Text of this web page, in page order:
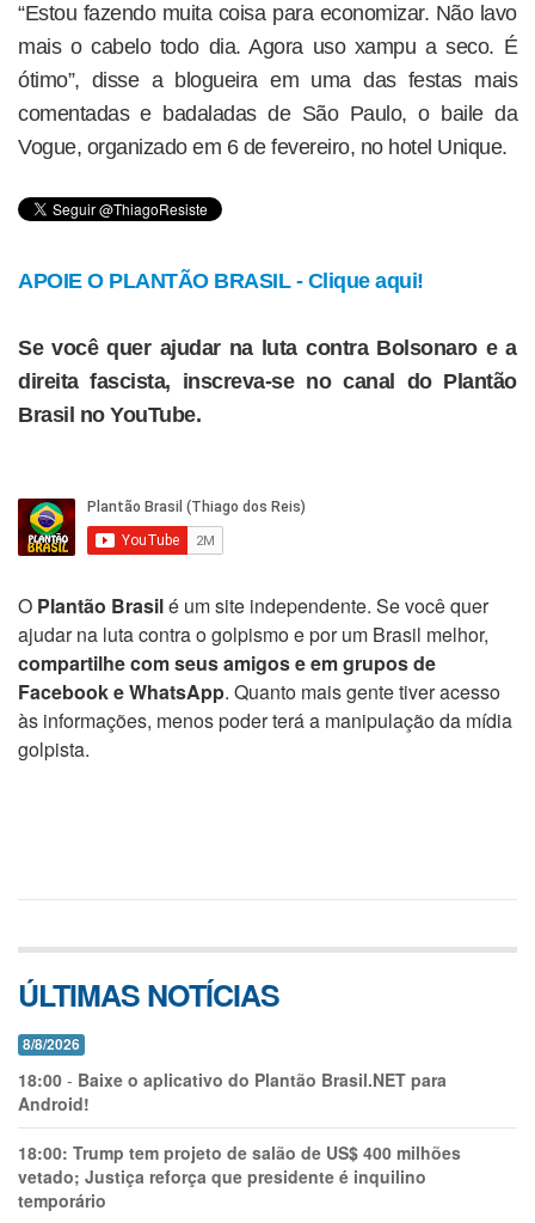
“Estou fazendo muita coisa para economizar. Não lavo
mais o cabelo todo dia. Agora uso xampu a seco. É
ótimo”, disse a blogueira em uma das festas mais
comentadas e badaladas de São Paulo, o baile da
Vogue, organizado em 6 de fevereiro, no hotel Unique.
APOIE O PLANTÃO BRASIL - Clique aqui!
Se você quer ajudar na luta contra Bolsonaro e a
direita fascista, inscreva-se no canal do Plantão
Brasil no YouTube.
O Plantão Brasilé um site independente. Se você quer
ajudar na luta contra o golpismo e por um Brasil melhor,
compartilhe com seus amigos e em grupos de
Facebook e WhatsApp. Quanto mais gente tiver acesso
às informações, menos poder terá a manipulação da mídia
golpista.
ÚLTIMAS NOTÍCIAS
8/8/2026
18:00 - Baixe o aplicativo do Plantão Brasil.NET para
Android!
18:00: Trump tem projeto de salão de US$ 400 milhões
vetado; Justiça reforça que presidente é inquilino
temporário